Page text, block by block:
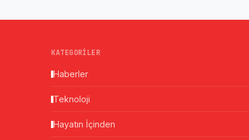
KATEGORILER
Haberler
Teknoloji
Hayatın İçinden